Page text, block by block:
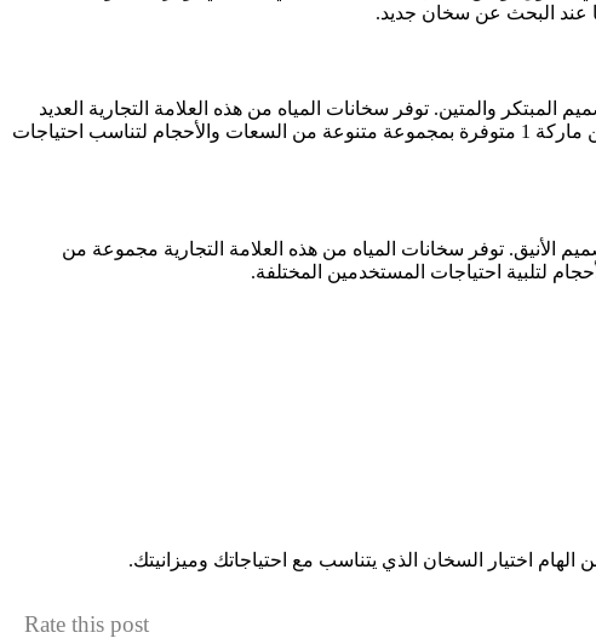
عند البحث عن سخان جديد.
المبتكر والمتين. توفر سخانات المياه من هذه العلامة التجارية العديد
من الميزات المذهلة مثل تحكم ذكي في درجة الحرارة ووظائف التوفير في استهلاك الطاقة. بالإضافة إلى ذلك، فإن سخانات المياه من ماركة 1 متوفرة بمجموعة متنوعة من السعات والأحجام لتناسب احتياجات
الأنيق. توفر سخانات المياه من هذه العلامة التجارية مجموعة من
لتلبية احتياجات المستخدمين المختلفة.
اختيار السخان الذي يتناسب مع احتياجاتك وميزانيتك.
Rate this post